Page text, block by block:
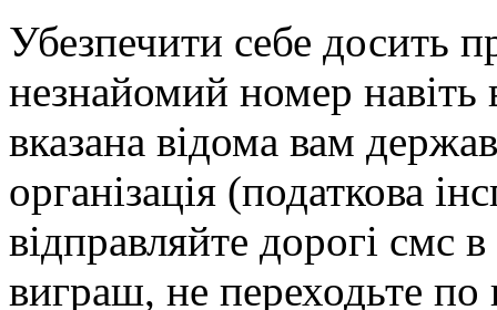
Убезпечити себе досить
незнайомий номер
вказана відома вам
організація (податкова
відправляйте дорогі смс
виграш, не переходьте